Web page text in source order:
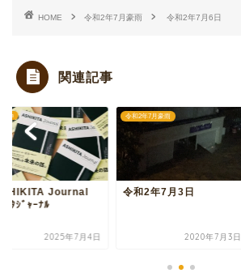
HOME 令和2年7月豪雨 令和2年7月6日
関連記事
Journal
ｷﾀｼﾞｬｰﾅﾙ
2025年7月4日
令和2年7月豪雨
令和2年7月3日
2020年7月3日